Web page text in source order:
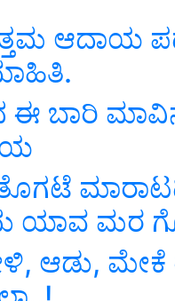
ಆದಾಯ
ಬಾರಿ
ಯಾವ ಮರ
ಆಡು, ಮೇಕೆ